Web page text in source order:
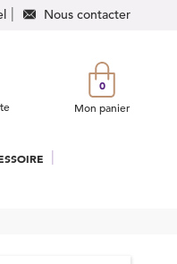
Nous contacter
0
Mon panier